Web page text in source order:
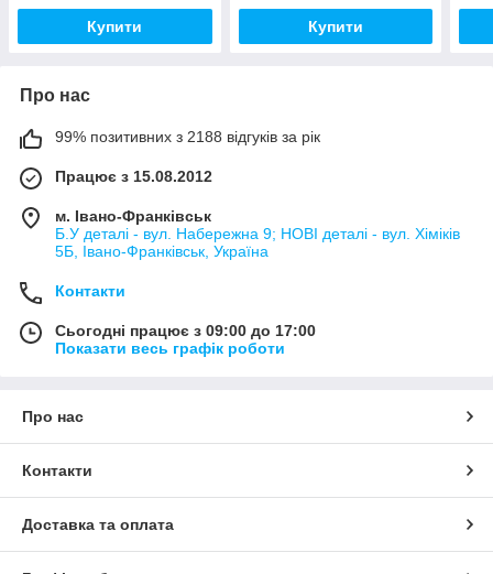
Купити Купити
Про нас
99% позитивних з 2188 відгуків за рік
Працює з 15.08.2012
м. Івано-Франківськ
Б.У деталі - вул. Набережна 9; НОВІ деталі - вул. Хіміків
5Б, Івано-Франківськ, Україна
Контакти
Сьогодні працює з 09:00 до 17:00
Показати весь графік роботи
Про нас
Контакти
Доставка та оплата